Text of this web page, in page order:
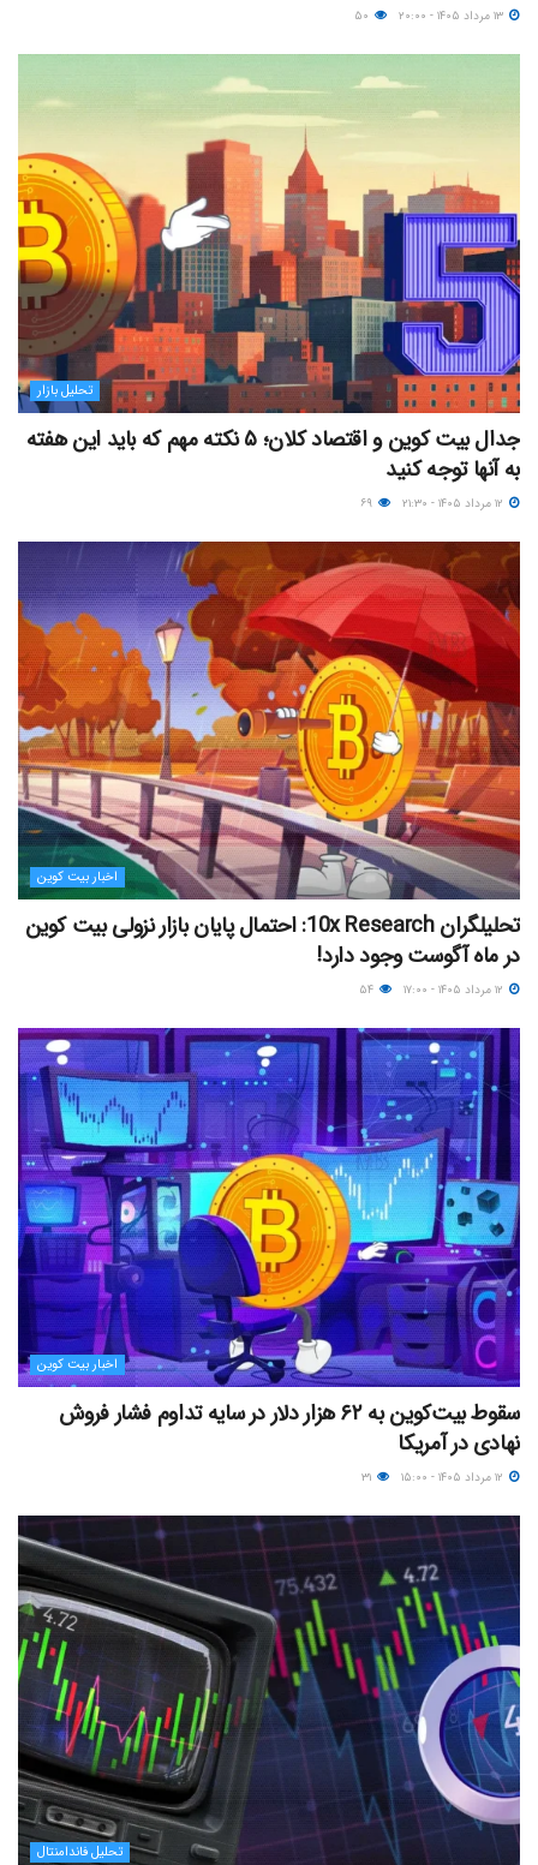
تحلیل بازار
جدال بیت کوین و اقتصاد کلان؛ ۵ نکته مهم که باید این هفته
به آنها توجه کنید
اخبار بیت کوین
تحلیلگران 10x Research: احتمال پایان بازار نزولی بیت کوین
در ماه آگوست وجود دارد!
اخبار بیت کوین
سقوط بیت‌کوین به ۶۲ هزار دلار در سایه تداوم فشار فروش
نهادی در آمریکا
تحلیل فاندامنتال